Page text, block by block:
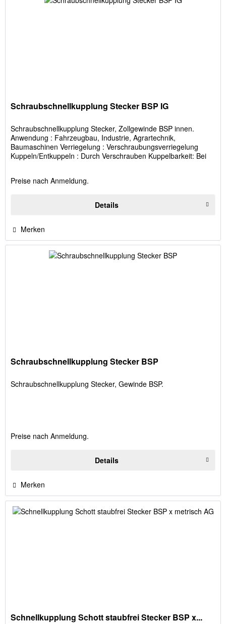
Schraubschnellkupplung Stecker BSP IG
Schraubschnellkupplung Stecker, Zollgewinde BSP innen.
Anwendung : Fahrzeugbau, Industrie, Agrartechnik,
Baumaschinen Verriegelung : Verschraubungsverriegelung
Kuppeln/Entkuppeln : Durch Verschrauben Kuppelbarkeit: Bei
Preise nach Anmeldung.
Details
Merken
Schraubschnellkupplung Stecker BSP
Schraubschnellkupplung Stecker, Gewinde BSP.
Preise nach Anmeldung.
Details
Merken
Schnellkupplung Schott staubfrei Stecker BSP x...